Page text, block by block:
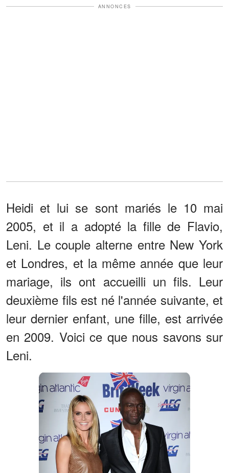
ANNONCES
Heidi et lui se sont mariés le 10 mai
2005, et il a adopté la fille de Flavio,
Leni. Le couple alterne entre New York
et Londres, et la même année que leur
mariage, ils ont accueilli un fils. Leur
deuxième fils est né l'année suivante, et
leur dernier enfant, une fille, est arrivée
en 2009. Voici ce que nous savons sur
Leni.